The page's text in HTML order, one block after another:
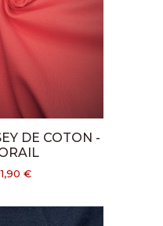
DE COTON -
€